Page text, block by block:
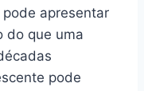
apresentar
do que uma
pode